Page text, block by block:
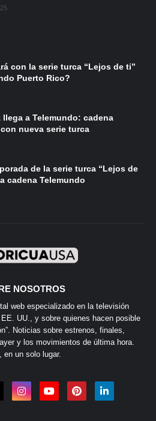
con la serie turca “Lejos de ti”
Puerto Rico?
llega a Telemundo: cadena
nueva serie turca
de la serie turca “Lejos de
cadena Telemundo
NOSOTROS
web especializado en la televisión
UU., y sobre quienes hacen posible
Noticias sobre estrenos, finales,
y los movimientos de última hora.
en un solo lugar.